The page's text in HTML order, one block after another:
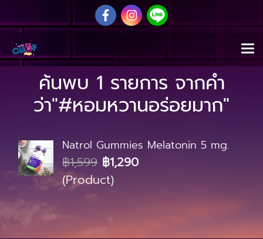
ค้นพบ 1 รายการ จากคำ
ว่า"#หอมหวานอร่อยมาก"
Natrol Gummies Melatonin 5 mg.
฿1,599 ฿1,290
(Product)